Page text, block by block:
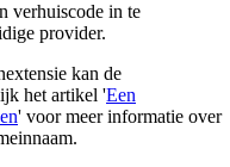
verhuiscode in te
provider.
kan de
het artikel 'Een
' voor meer informatie over